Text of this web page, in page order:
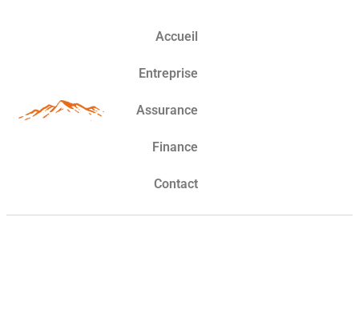
Accueil
Entreprise
Assurance
Finance
Contact